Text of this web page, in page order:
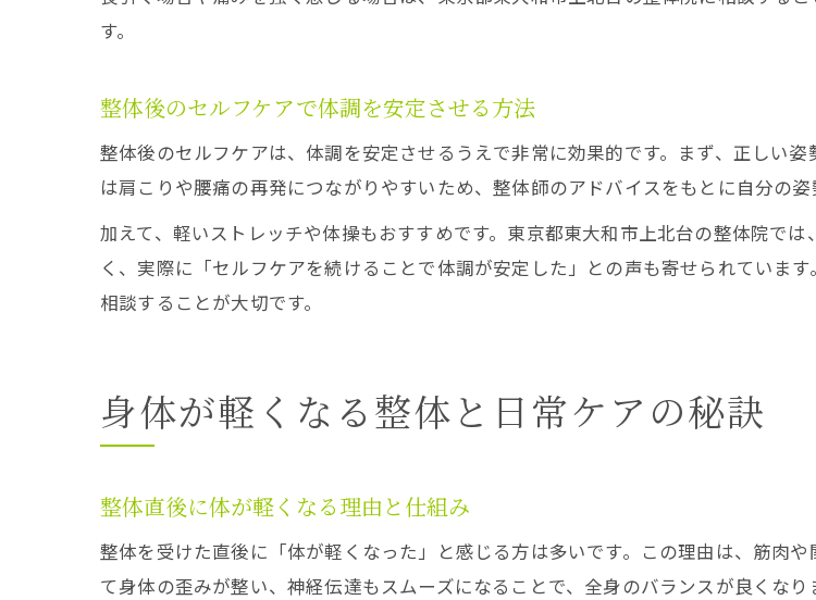
整体後の適切な運動が健康
す。
整体後のセルフケアで体調を安定させる方法
整体後のセルフケアは、体調を安定させるうえで非常に効果的です。まず、正しい
は肩こりや腰痛の再発につながりやすいため、整体師のアドバイスをもとに自分の姿
加えて、軽いストレッチや体操もおすすめです。東京都東大和市上北台の整体院で
く、実際に「セルフケアを続けることで体調が安定した」との声も寄せられていま
相談することが大切です。
身体が軽くなる整体と日常ケアの秘訣
整体直後に体が軽くなる理由と仕組み
整体を受けた直後に「体が軽くなった」と感じる方は多いです。この理由は、筋肉
て身体の歪みが整い、神経伝達もスムーズになることで、全身のバランスが良くなり